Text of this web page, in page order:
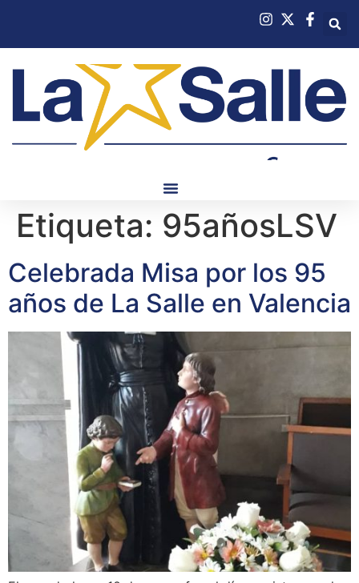
Etiqueta: 95añosLSV
Celebrada Misa por los 95
años de La Salle en Valencia